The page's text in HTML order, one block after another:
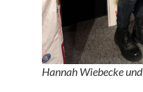
Hannah Wiebecke